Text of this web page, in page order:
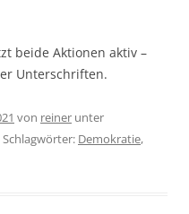
beide Aktionen aktiv –
Unterschriften.
von reiner unter
Demokratie,